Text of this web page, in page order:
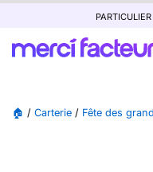
particulier
🏠 / Carterie / Fête des